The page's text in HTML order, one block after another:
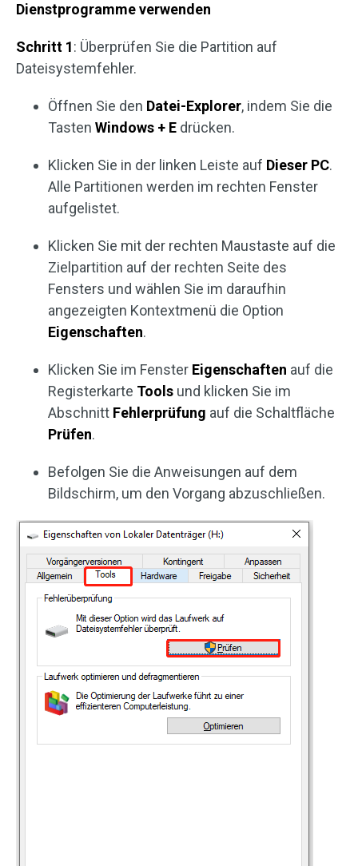
Dienstprogramme verwenden
Schritt 1: Überprüfen Sie die Partition auf
Dateisystemfehler.
Öffnen Sie den Datei-Explorer, indem Sie die
Tasten Windows + E drücken.
Klicken Sie in der linken Leiste auf Dieser PC.
Alle Partitionen werden im rechten Fenster
aufgelistet.
Klicken Sie mit der rechten Maustaste auf die
Zielpartition auf der rechten Seite des
Fensters und wählen Sie im daraufhin
angezeigten Kontextmenü die Option
Eigenschaften.
Klicken Sie im Fenster Eigenschaften auf die
Registerkarte Tools und klicken Sie im
Abschnitt Fehlerprüfung auf die Schaltfläche
Prüfen.
Befolgen Sie die Anweisungen auf dem
Bildschirm, um den Vorgang abzuschließen.